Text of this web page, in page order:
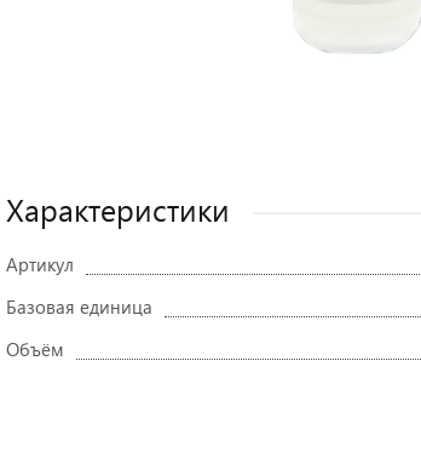
Характеристики
Артикул
Базовая единица
Объём